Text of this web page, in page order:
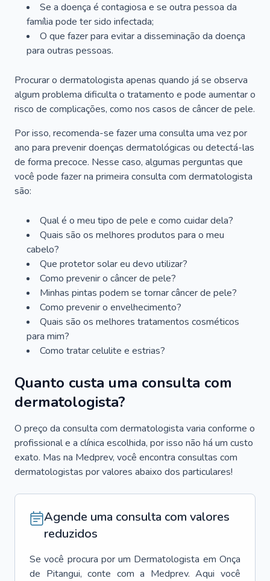
Se a doença é contagiosa e se outra pessoa da
família pode ter sido infectada;
O que fazer para evitar a disseminação da doença
para outras pessoas.
Procurar o dermatologista apenas quando já se observa
algum problema dificulta o tratamento e pode aumentar o
risco de complicações, como nos casos de câncer de pele.
Por isso, recomenda-se fazer uma consulta uma vez por
ano para prevenir doenças dermatológicas ou detectá-las
de forma precoce. Nesse caso, algumas perguntas que
você pode fazer na primeira consulta com dermatologista
são:
Qual é o meu tipo de pele e como cuidar dela?
Quais são os melhores produtos para o meu
cabelo?
Que protetor solar eu devo utilizar?
Como prevenir o câncer de pele?
Minhas pintas podem se tornar câncer de pele?
Como prevenir o envelhecimento?
Quais são os melhores tratamentos cosméticos
para mim?
Como tratar celulite e estrias?
Quanto custa uma consulta com
dermatologista?
O preço da consulta com dermatologista varia conforme o
profissional e a clínica escolhida, por isso não há um custo
exato. Mas na Medprev, você encontra consultas com
dermatologistas por valores abaixo dos particulares!
Agende uma consulta com valores
reduzidos
Se você procura por um Dermatologista em Onça
de Pitangui, conte com a Medprev. Aqui você